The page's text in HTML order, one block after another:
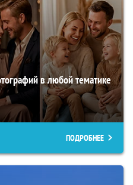
в любой тематике
ПОДРОБНЕЕ